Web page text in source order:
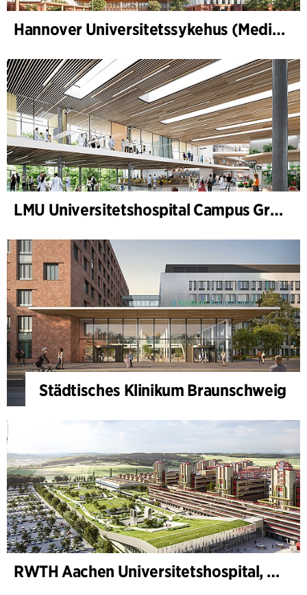
Hannover Universitetssykehus (Medizinische Hochschule Hannover, MHH)
LMU Universitetshospital Campus Grosshadern
Städtisches Klinikum Braunschweig
RWTH Aachen Universitetshospital, utvidelse